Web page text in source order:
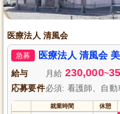
医療法人 清風会
急募 医療法人 清風会
給与 月給 230,000~
応募要件必須: 看護師、自動
就業時間 休憩